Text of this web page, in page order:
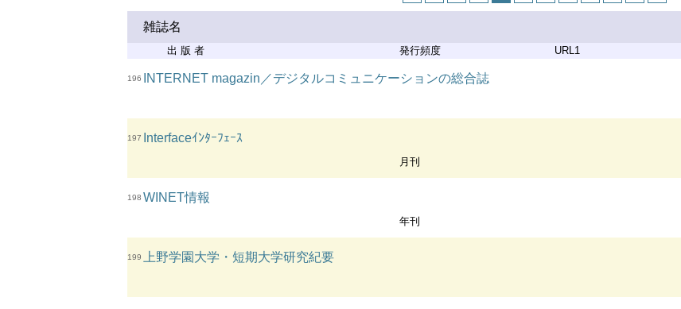
雑誌名
出 版 者 発行頻度 URL1
196 INTERNET magazin／デジタルコミュニケーションの総合誌
197 Interfaceｲﾝﾀｰﾌｪｰｽ
月刊
198 WINET情報
年刊
199 上野学園大学・短期大学研究紀要